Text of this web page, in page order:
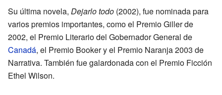
Su última novela, Dejarlo todo (2002), fue nominada para
varios premios importantes, como el Premio Giller de
2002, el Premio Literario del Gobernador General de
Canadá, el Premio Booker y el Premio Naranja 2003 de
Narrativa. También fue galardonada con el Premio Ficción
Ethel Wilson.